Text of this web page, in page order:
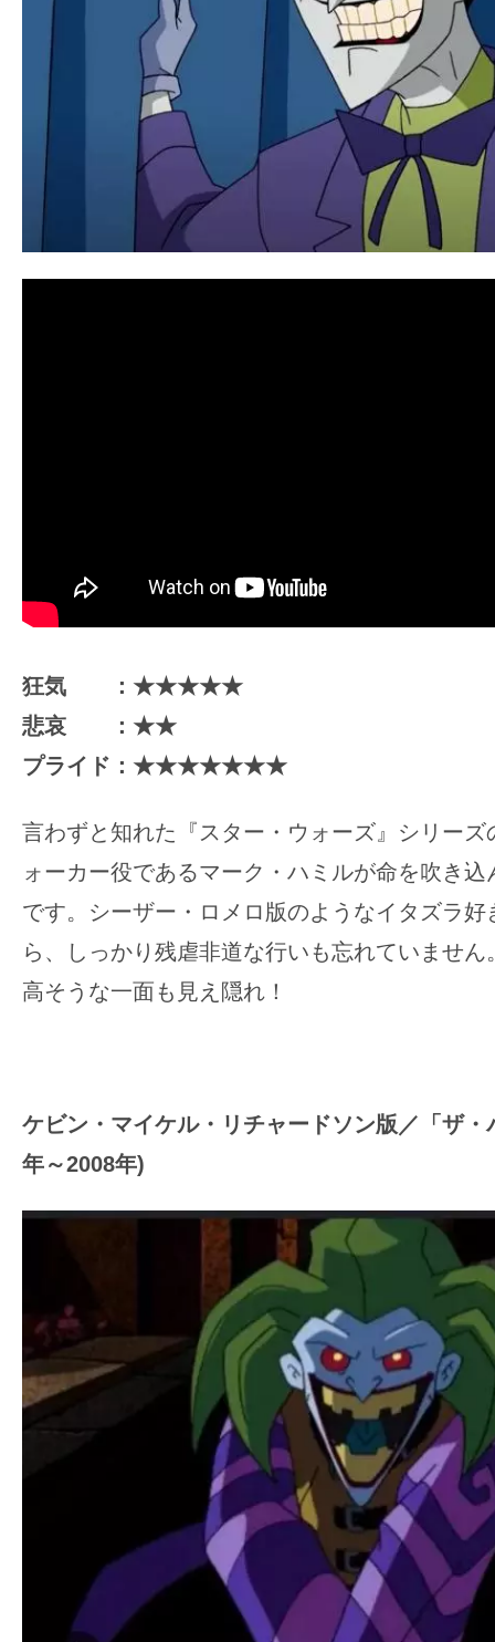
狂気 ：★★★★★
悲哀 ：★★
プライド：★★★★★★★
言わずと知れた『スター・ウォーズ』シリーズ
ォーカー役であるマーク・ハミルが命を吹き
です。シーザー・ロメロ版のようなイタズラ好
ら、しっかり残虐非道な行いも忘れていませ
高そうな一面も見え隠れ！
ケビン・マイケル・リチャードソン版／「ザ・
年～2008年)